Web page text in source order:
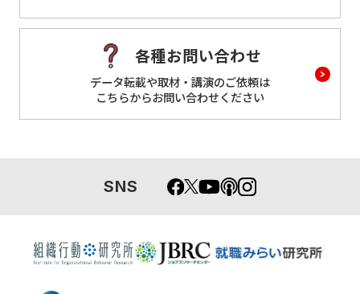
各種お問い合わせ
データ転載や取材・講演のご依頼は
こちらからお問い合わせください
SNS